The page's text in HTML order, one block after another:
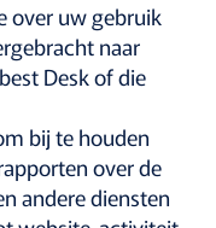
over uw gebruik
naar
Desk of die
bij te houden
over de
andere diensten